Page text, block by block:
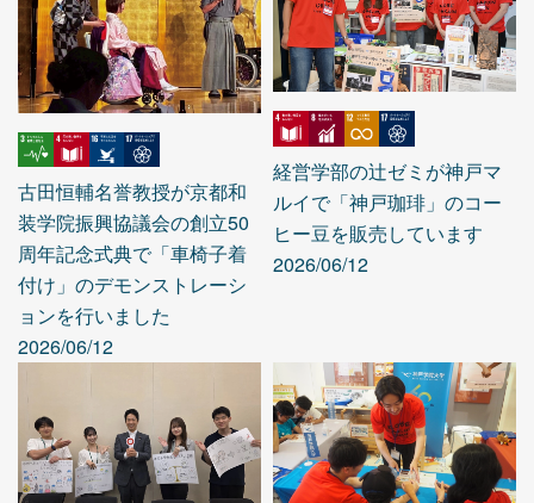
古田恒輔名誉教授が京都和
装学院振興協議会の創立50
周年記念式典で「車椅子着
付け」のデモンストレーシ
ョンを行いました
2026/06/12
経営学部の辻ゼミが神戸マ
ルイで「神戸珈琲」のコー
ヒー豆を販売しています
2026/06/12